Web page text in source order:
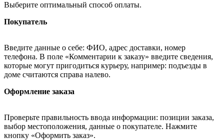
Выберите оптимальный способ оплаты.
Покупатель
Введите данные о себе: ФИО, адрес доставки, номер
телефона. В поле «Комментарии к заказу» введите сведения,
которые могут пригодиться курьеру, например: подъезды в
доме считаются справа налево.
Оформление заказа
Проверьте правильность ввода информации: позиции заказа,
выбор местоположения, данные о покупателе. Нажмите
кнопку «Оформить заказ».